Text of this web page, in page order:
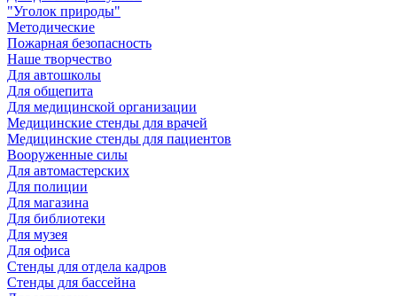
"Уголок природы"
Методические
Пожарная безопасность
Наше творчество
Для автошколы
Для общепита
Для медицинской организации
Медицинские стенды для врачей
Медицинские стенды для пациентов
Вооруженные силы
Для автомастерских
Для полиции
Для магазина
Для библиотеки
Для музея
Для офиса
Стенды для отдела кадров
Стенды для бассейна